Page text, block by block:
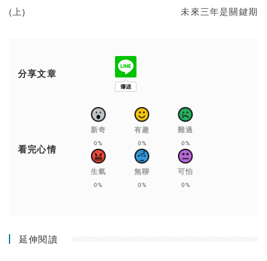
(上)
未來三年是關鍵期
分享文章
看完心情
新奇
0%
有趣
0%
難過
0%
生氣
0%
無聊
0%
可怕
0%
延伸閱讀